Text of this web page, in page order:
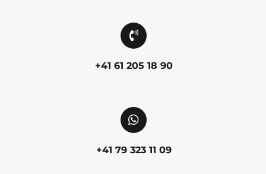
+41 61 205 18 90
+41 79 323 11 09